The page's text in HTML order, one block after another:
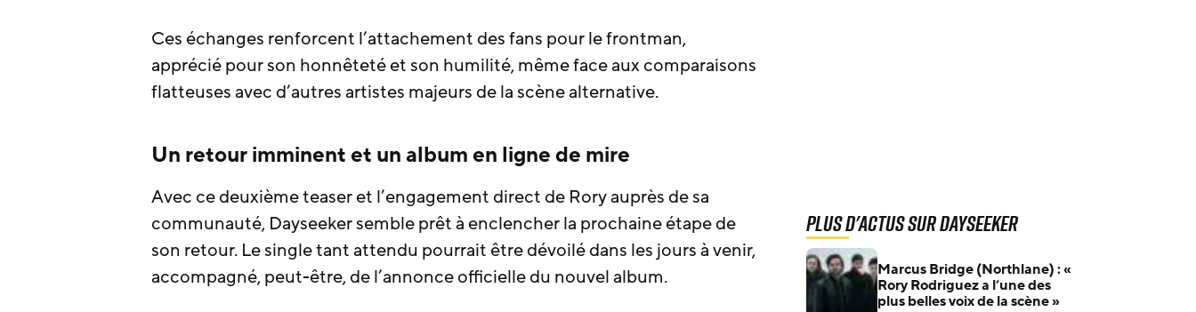
Ces échanges renforcent l’attachement des fans pour le frontman,
apprécié pour son honnêteté et son humilité, même face aux comparaisons
flatteuses avec d’autres artistes majeurs de la scène alternative.
Un retour imminent et un album en ligne de mire
Avec ce deuxième teaser et l’engagement direct de Rory auprès de sa
communauté, Dayseeker semble prêt à enclencher la prochaine étape de
son retour. Le single tant attendu pourrait être dévoilé dans les jours à venir,
accompagné, peut-être, de l’annonce officielle du nouvel album.
Plus d'actus sur Dayseeker
Marcus Bridge (Northlane) : «
Rory Rodriguez a l’une des
plus belles voix de la scène »